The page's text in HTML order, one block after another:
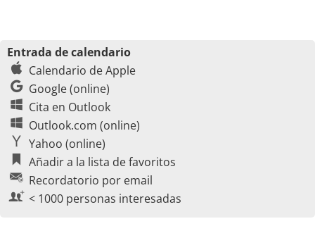
Entrada de calendario
Calendario de Apple
Google (online)
Cita en Outlook
Outlook.com (online)
Yahoo (online)
Añadir a la lista de favoritos
Recordatorio por email
< 1000 personas interesadas